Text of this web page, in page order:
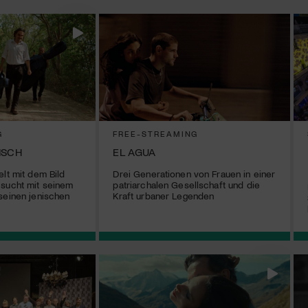
mit dem Bild
mit seinem
jenischen
FREE-STREAMING
EL AGUA
Drei Generationen von Frauen in einer
patriarchalen Gesellschaft und die
Kraft urbaner Legenden